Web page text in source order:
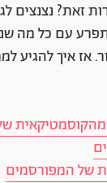
זאת? נצנצים
עם כל מה
אז איך להגיע
מהקוסמטיקאית
של המפורסמים